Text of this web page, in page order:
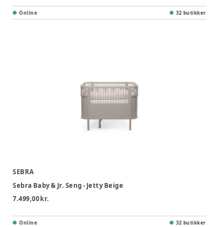
Online 32 butikker
SEBRA
Sebra Baby & Jr. Seng - Jetty Beige
7.499,00 kr.
Online 32 butikker